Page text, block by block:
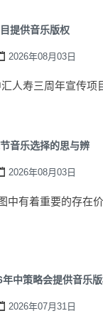
提供音乐版权
2026年08月03日
人寿三周年宣传
音乐选择的思与辨
2026年08月03日
中有着重要的存在
中策略会提供音乐
2026年07月31日